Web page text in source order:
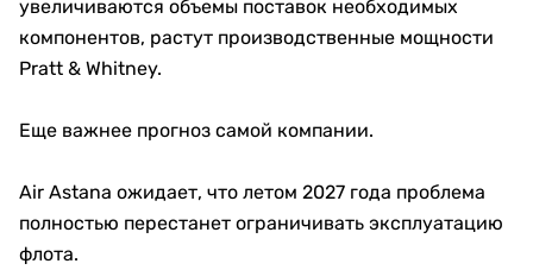
увеличиваются объемы поставок необходимых
компонентов, растут производственные мощности
Pratt & Whitney.
Еще важнее прогноз самой компании.
Air Astana ожидает, что летом 2027 года проблема
полностью перестанет ограничивать эксплуатацию
флота.